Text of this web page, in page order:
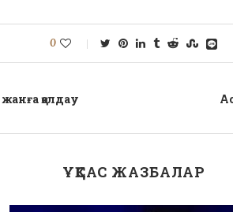
0
қолдау
ҰҚСАС ЖАЗБАЛАР